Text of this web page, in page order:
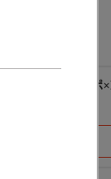
ワースポ